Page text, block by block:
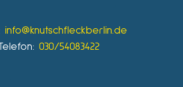
info@knutschfleckberlin.de
030/54083422